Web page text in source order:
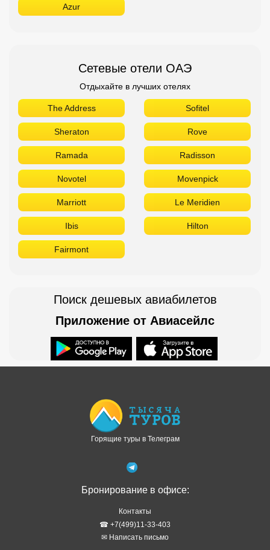
Azur
Сетевые отели ОАЭ
Отдыхайте в лучших отелях
The Address Sofitel
Sheraton Rove
Ramada Radisson
Novotel Movenpick
Marriott Le Meridien
Ibis Hilton
Fairmont
Поиск дешевых авиабилетов
Приложение от Авиасейлс
Горящие туры в Телеграм
Бронирование в офисе:
Контакты
☎ +7(499)11-33-403
✉ Написать письмо